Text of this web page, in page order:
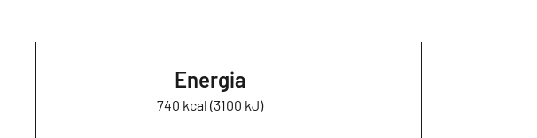
Energia
740 kcal (3100 kJ)